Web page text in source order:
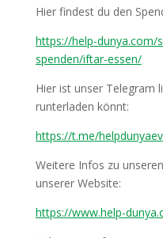
Hier findest du den
https://help-dunya.com/
spenden/iftar-essen/
Hier ist unser Telegram
runterladen könnt:
https://t.me/helpdunyaev
Weitere Infos zu
unserer Website:
https://www.help-